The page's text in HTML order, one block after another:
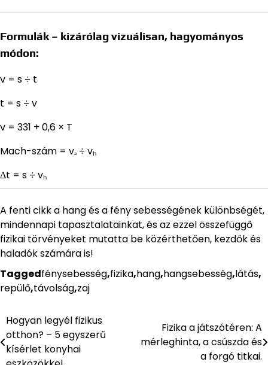
Formulák – kizárólag vizuálisan, hagyományos
módon:
v = s ÷ t
t = s ÷ v
v = 331 + 0,6 × T
Mach-szám = vₐ ÷ vₕ
Δt = s ÷ vₕ
A fenti cikk a hang és a fény sebességének különbségét,
mindennapi tapasztalatainkat, és az ezzel összefüggő
fizikai törvényeket mutatta be közérthetően, kezdők és
haladók számára is!
Taggedfénysebesség,fizika,hang,hangsebesség,látás,
repülő,távolság,zaj
Bejegyzés
navigáció
Hogyan legyél fizikus
otthon? – 5 egyszerű
kísérlet konyhai
Fizika a játszótéren: A
mérleghinta, a csúszda és
a forgó titkai.